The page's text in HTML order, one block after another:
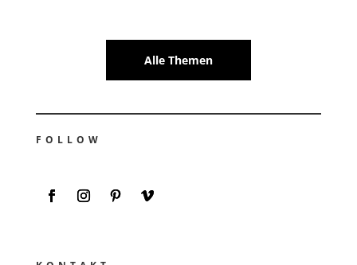
Alle Themen
FOLLOW